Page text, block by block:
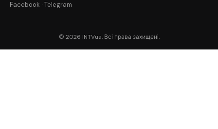
Facebook · Telegram
© 2026 INTVua. Всі права захищені.